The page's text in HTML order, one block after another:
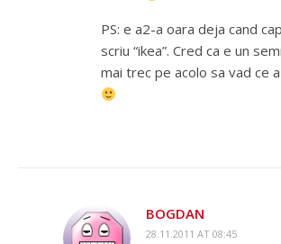
PS: e a2-a oara deja cand
scriu “ikea”. Cred ca e un
mai trec pe acolo sa vad ce
BOGDAN
28.11.2011 AT 08:45